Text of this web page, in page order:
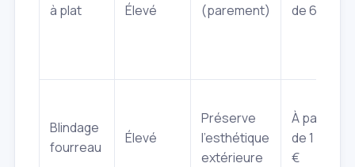
à plat
Élevé
(parement)
de 600 €
Blindage
fourreau
Élevé
Préserve
l'esthétique
extérieure
À partir
de 1 200
€